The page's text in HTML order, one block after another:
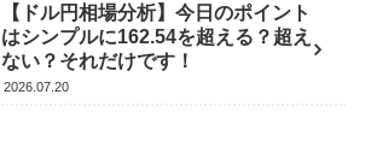
【ドル円相場分析】今日のポイント
はシンプルに162.54を超える？超え
ない？それだけです！
2026.07.20